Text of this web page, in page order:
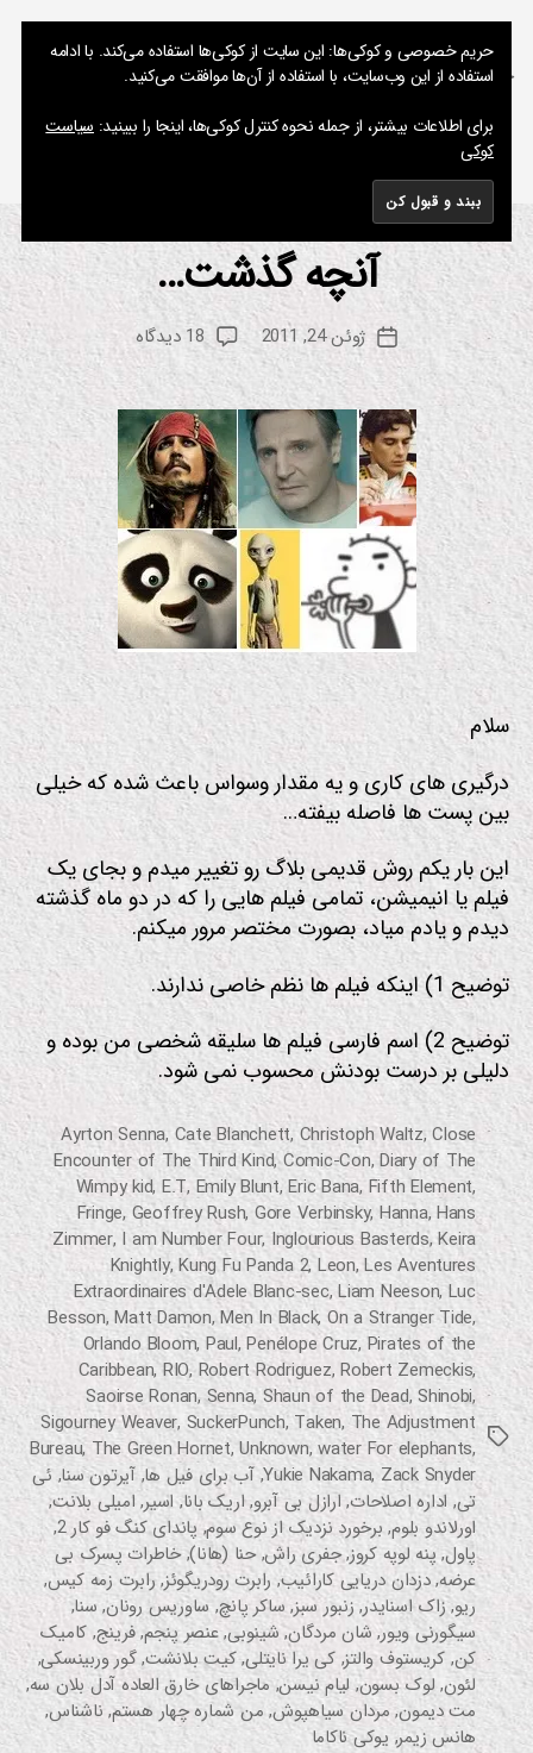
جستجو
نوشته های پراکنده یک مسعود
دسته‌هاان
ی
ش
ن
س
ین
ا
ی
ل
م
آنچه گذشت…
نویسنده
نوشته
از
م
س
ع
و
د
تاریخ
نوشته
ژوئن 24, 2011 18 دیدگاه
برای
آنچه
گذشت…
سلام
درگیری های کاری و یه مقدار وسواس باعث شده که خیلی
بین پست ها فاصله بیفته…
این بار یکم روش قدیمی بلاگ رو تغییر میدم و بجای یک
فیلم یا انیمیشن، تمامی فیلم هایی را که در دو ماه گذشته
دیدم و یادم میاد، بصورت مختصر مرور میکنم.
توضیح 1) اینکه فیلم ها نظم خاصی ندارند.
توضیح 2) اسم فارسی فیلم ها سلیقه شخصی من بوده و
دلیلی بر درست بودنش محسوب نمی شود.
برچسب‌ها
Ayrton Senna, Cate Blanchett, Christoph Waltz,Close
Encounter of The Third Kind,Comic-Con,Diary of The
Wimpy kid, E.T, Emily Blunt,Eric Bana, Fifth Element,
Fringe, Geoffrey Rush, Gore Verbinsky, Hanna,Hans
Zimmer, I am Number Four, Inglourious Basterds,Keira
Knightly,Kung Fu Panda 2,Leon,Les Aventures
Extraordinaires d'Adele Blanc-sec,Liam Neeson, Luc
Besson,Matt Damon,Men In Black, On a Stranger Tide,
Orlando Bloom, Paul,Penélope Cruz, Pirates of the
Caribbean,RIO,Robert Rodriguez,Robert Zemeckis,
Saoirse Ronan,Senna,Shaun of the Dead,Shinobi,
Sigourney Weaver, SuckerPunch,Taken,The Adjustment
Bureau, The Green Hornet,Unknown,water For elephants,
Yukie Nakama, Zack Snyder
,آب برای فیل ها,آیرتون سنا,ئی
تی, اداره اصلاحات,ارازل بی آبرو,اریک بانا,اسیر, امیلی بلانت,
اورلاندو بلوم, برخورد نزدیک از نوع سوم, پاندای کنگ فو کار 2 ,
پاول,پنه لوپه کروز,جفری راش,حنا (هانا),خاطرات پسرک بی
عرضه,دزدان دریایی کارائیب,رابرت رودریگوئز,رابرت زمه کیس,
ریو,زاک اسنایدر,زنبور سبز, ساکر پانچ,ساوریس رونان, سنا,
سیگورنی ویور, شان مردگان,شینوبی,عنصر پنجم,فرینج, کامیک
کن, کریستوف والتز,کی یرا نایتلی,کیت بلانشت,گور وربینسکی,
لئون,لوک بسون,لیام نیسن,ماجراهای خارق العاده آدل بلان سه,
مت دیمون, مردان سیاهپوش, من شماره چهار هستم,ناشناس,
هانس زیمر, یوکی ناکاما
حریم خصوصی و کوکی‌ها: این سایت از کوکی‌ها استفاده می‌کند. با ادامه
استفاده از این وب‌سایت، با استفاده از آن‌ها موافقت می‌کنید.
برای اطلاعات بیشتر، از جمله نحوه کنترل کوکی‌ها، اینجا را ببینید: سیاست
کوکی